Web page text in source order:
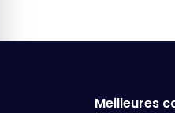
Meilleures